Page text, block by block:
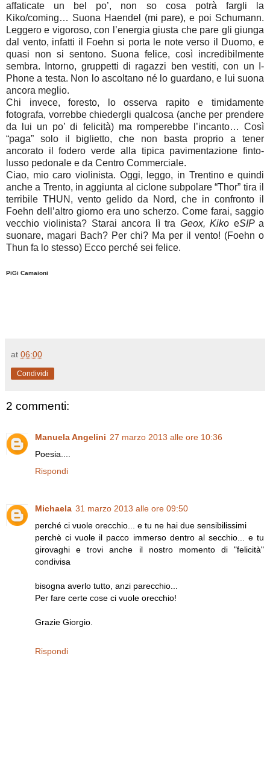
affaticate un bel po’, non so cosa potrà fargli la
Kiko/coming… Suona Haendel (mi pare), e poi Schumann.
Leggero e vigoroso, con l’energia giusta che pare gli giunga
dal vento, infatti il Foehn si porta le note verso il Duomo, e
quasi non si sentono. Suona felice, così incredibilmente
sembra. Intorno, gruppetti di ragazzi ben vestiti, con un I-
Phone a testa. Non lo ascoltano né lo guardano, e lui suona
ancora meglio.
Chi invece, foresto, lo osserva rapito e timidamente
fotografa, vorrebbe chiedergli qualcosa (anche per prendere
da lui un po’ di felicità) ma romperebbe l’incanto… Così
“paga” solo il biglietto, che non basta proprio a tener
ancorato il fodero verde alla tipica pavimentazione finto-
lusso pedonale e da Centro Commerciale.
Ciao, mio caro violinista. Oggi, leggo, in Trentino e quindi
anche a Trento, in aggiunta al ciclone subpolare “Thor” tira il
terribile THUN, vento gelido da Nord, che in confronto il
Foehn dell’altro giorno era uno scherzo. Come farai, saggio
vecchio violinista? Starai ancora lì tra Geox, Kiko eSIPa
suonare, magari Bach? Per chi? Ma per il vento! (Foehn o
Thun fa lo stesso) Ecco perché sei felice.
PiGi Camaioni
at 06:00
Condividi
2 commenti:
Manuela Angelini 27 marzo 2013 alle ore 10:36
Poesia....
Rispondi
Michaela 31 marzo 2013 alle ore 09:50
perché ci vuole orecchio... e tu ne hai due sensibilissimi
perchè ci vuole il pacco immerso dentro al secchio... e tu
girovaghi e trovi anche il nostro momento di "felicità"
condivisa
bisogna averlo tutto, anzi parecchio...
Per fare certe cose ci vuole orecchio!
Grazie Giorgio.
Rispondi